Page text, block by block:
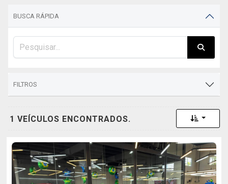
BUSCA RÁPIDA
FILTROS
1 VEÍCULOS ENCONTRADOS. Toggle